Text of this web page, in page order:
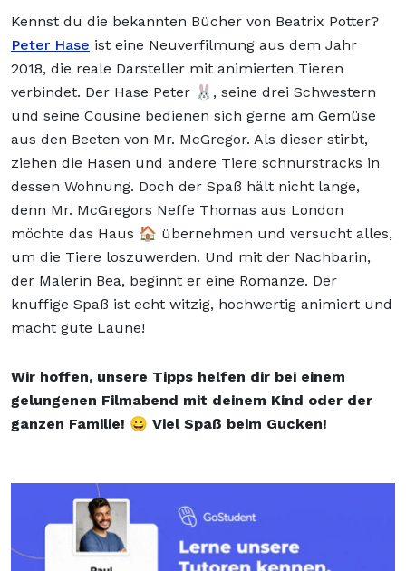
Kennst du die bekannten Bücher von Beatrix Potter?
Peter Hase ist eine Neuverfilmung aus dem Jahr
2018, die reale Darsteller mit animierten Tieren
verbindet. Der Hase Peter 🐰, seine drei Schwestern
und seine Cousine bedienen sich gerne am Gemüse
aus den Beeten von Mr. McGregor. Als dieser stirbt,
ziehen die Hasen und andere Tiere schnurstracks in
dessen Wohnung. Doch der Spaß hält nicht lange,
denn Mr. McGregors Neffe Thomas aus London
möchte das Haus 🏠 übernehmen und versucht alles,
um die Tiere loszuwerden. Und mit der Nachbarin,
der Malerin Bea, beginnt er eine Romanze. Der
knuffige Spaß ist echt witzig, hochwertig animiert und
macht gute Laune!
Wir hoffen, unsere Tipps helfen dir bei einem
gelungenen Filmabend mit deinem Kind oder der
ganzen Familie! 😀 Viel Spaß beim Gucken!